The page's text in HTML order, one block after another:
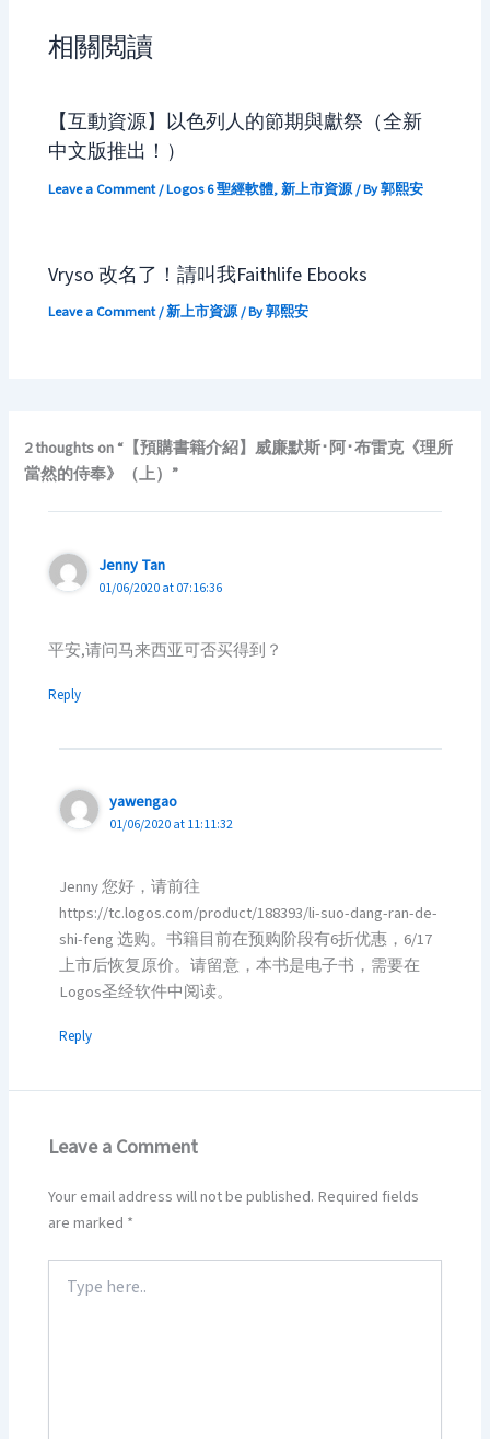
相關閲讀
【互動資源】以色列人的節期與獻祭（全新
中文版推出！）
Leave a Comment/Logos 6 聖經軟體,新上市資源/ By郭熙安
Vryso 改名了！請叫我Faithlife Ebooks
Leave a Comment/新上市資源/ By郭熙安
2 thoughts on “【預購書籍介紹】威廉默斯･阿･布雷克《理所
當然的侍奉》（上）”
Jenny Tan
01/06/2020 at 07:16:36
平安,请问马来西亚可否买得到？
Reply
yawengao
01/06/2020 at 11:11:32
Jenny 您好，请前往
https://tc.logos.com/product/188393/li-suo-dang-ran-de-
shi-feng 选购。书籍目前在预购阶段有6折优惠，6/17
上市后恢复原价。请留意，本书是电子书，需要在
Logos圣经软件中阅读。
Reply
Leave a Comment
Your email address will not be published. Required fields
are marked *
here..